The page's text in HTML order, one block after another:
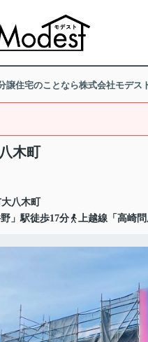
譲住宅のことなら株式会社モデス
木町
大八木町
」駅徒歩17分
上越線「高崎